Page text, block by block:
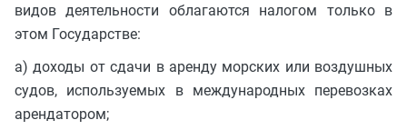
видов деятельности облагаются налогом только в
этом Государстве:
a) доходы от сдачи в аренду морских или воздушных
судов, используемых в международных перевозках
арендатором;